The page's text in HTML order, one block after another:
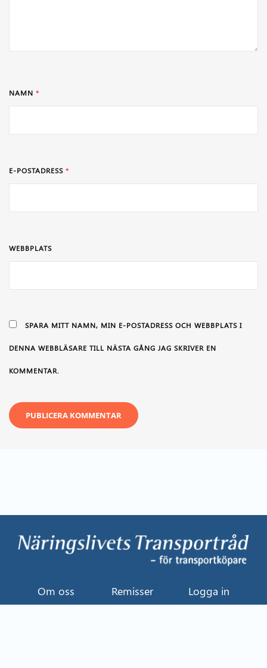
NAMN *
E-POSTADRESS *
WEBBPLATS
SPARA MITT NAMN, MIN E-POSTADRESS OCH WEBBPLATS I
DENNA WEBBLÄSARE TILL NÄSTA GÅNG JAG SKRIVER EN
KOMMENTAR.
Om oss Remisser
Logga in